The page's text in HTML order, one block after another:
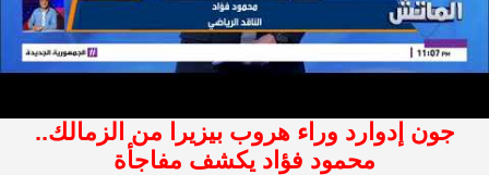
جون إدوارد وراء هروب بيزيرا من الزمالك..
محمود فؤاد يكشف مفاجأة